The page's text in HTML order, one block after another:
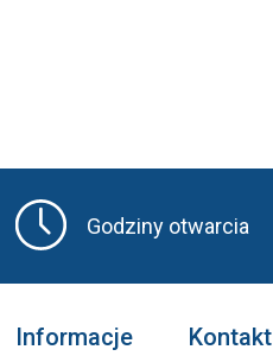
Godziny otwarcia
Informacje Kontakt